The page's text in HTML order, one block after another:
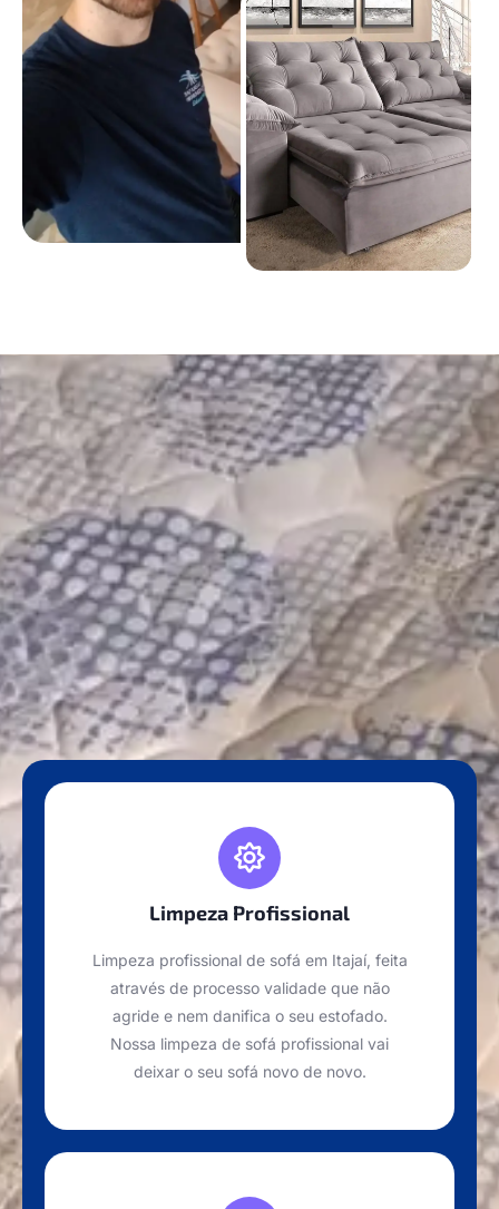
Limpeza Profissional
Limpeza profissional de sofá em Itajaí, feita
através de processo validade que não
agride e nem danifica o seu estofado.
Nossa limpeza de sofá profissional vai
deixar o seu sofá novo de novo.